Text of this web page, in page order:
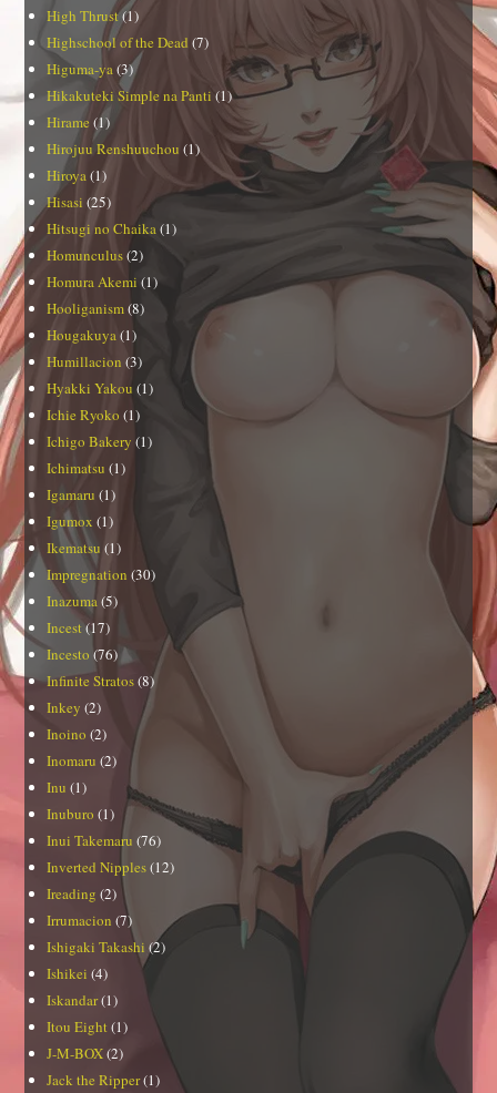
High Thrust(1)
Highschool of the Dead (7)
Higuma-ya (3)
Hikakuteki Simple na Panti (1)
Hirame (1)
Hirojuu Renshuuchou (1)
Hiroya (1)
Hisasi (25)
Hitsugi no Chaika (1)
Homunculus(2)
Homura Akemi (1)
Hooliganism(8)
Hougakuya (1)
Humillacion (3)
Hyakki Yakou (1)
Ichie Ryoko (1)
Ichigo Bakery (1)
Ichimatsu (1)
Igamaru (1)
Igumox (1)
Ikematsu (1)
Impregnation (30)
Inazuma (5)
Incest(17)
Incesto (76)
Infinite Stratos(8)
Inkey (2)
Inoino (2)
Inomaru (2)
Inu (1)
Inuburo (1)
Inui Takemaru (76)
Inverted Nipples(12)
Ireading (2)
Irrumacion (7)
Ishigaki Takashi (2)
Ishikei (4)
Iskandar(1)
Itou Eight (1)
J-M-BOX(2)
Jack the Ripper(1)